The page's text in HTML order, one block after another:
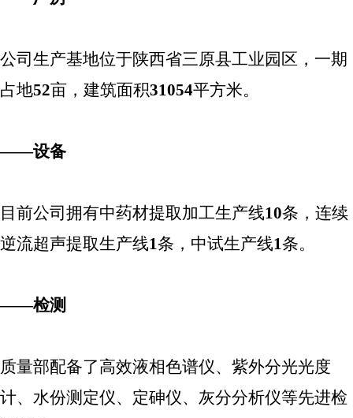
公司生产基地位于陕西省三原县工业园区，一期
占地52亩，建筑面积31054平方米。
——设备
目前公司拥有中药材提取加工生产线10条，连续
逆流超声提取生产线1条，中试生产线1条。
——检测
质量部配备了高效液相色谱仪、紫外分光光度
计、水份测定仪、定砷仪、灰分分析仪等先进检